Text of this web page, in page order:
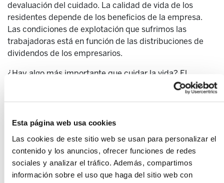
Esta página web usa cookies
Las cookies de este sitio web se usan para personalizar el
contenido y los anuncios, ofrecer funciones de redes
sociales y analizar el tráfico. Además, compartimos
información sobre el uso que haga del sitio web con
devaluación del cuidado. La calidad de vida de los
residentes depende de los beneficios de la empresa.
Las condiciones de explotación que sufrimos las
trabajadoras está en función de las distribuciones de
dividendos de los empresarios.
¿Hay algo más importante que cuidar la vida? El
sistema lo tiene claro, ¡sí! Más importante es subir el
sueldo de Maite Peña y Marke Olano. También es más
patronales machistas y explotadoras.
El sistema, como decíamos antes, es simple y cruel, y
es nuestra responsabilidad usar las palabras que mejor
lo describen: nuestros dirigentes políticos son
machistas y explotadores. Nuestras empresas y las